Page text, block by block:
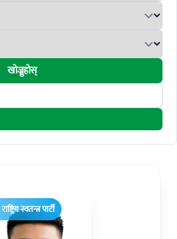
खोज्नुहोस्
राष्ट्रिय स्वतन्त्र पार्टी